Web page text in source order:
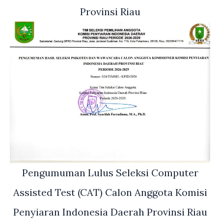
Provinsi Riau
Pengumuman Lulus Seleksi Computer
Assisted Test (CAT) Calon Anggota Komisi
Penyiaran Indonesia Daerah Provinsi Riau